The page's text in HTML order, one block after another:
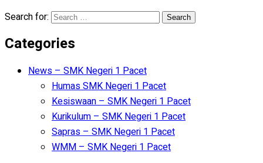
Search for:
Categories
News – SMK Negeri 1 Pacet
Humas SMK Negeri 1 Pacet
Kesiswaan – SMK Negeri 1 Pacet
Kurikulum – SMK Negeri 1 Pacet
Sapras – SMK Negeri 1 Pacet
WMM – SMK Negeri 1 Pacet